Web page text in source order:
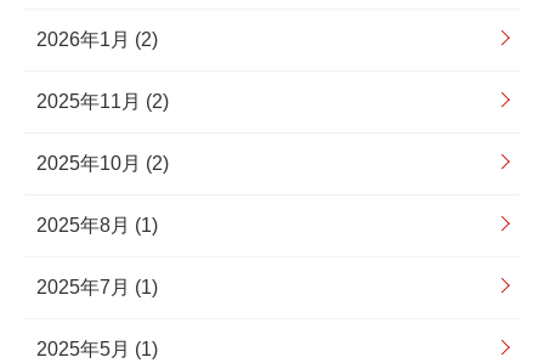
2026年1月 (2)
2025年11月 (2)
2025年10月 (2)
2025年8月 (1)
2025年7月 (1)
2025年5月 (1)